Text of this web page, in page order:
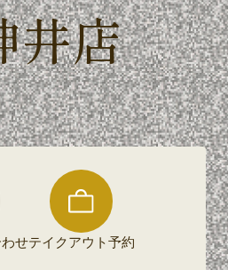
井店
せテイクアウト予約